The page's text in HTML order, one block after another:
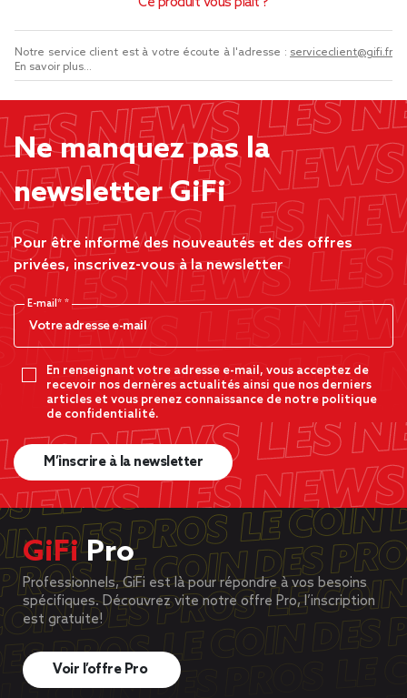
Notre service client est à votre écoute à l'adresse : serviceclient@gifi.fr
En savoir plus...
Ne manquez pas la
newsletter GiFi
Pour être informé des nouveautés et des offres
privées, inscrivez-vous à la newsletter
E-mail*
En renseignant votre adresse e-mail, vous acceptez de
recevoir nos dernères actualités ainsi que nos derniers
articles et vous prenez connaissance de notre politique
de confidentialité.
M’inscrire à la newsletter
GiFiPro
Professionnels, GiFi est là pour répondre à vos besoins
spécifiques. Découvrez vite notre offre Pro, l’inscription
est gratuite!
Voir l’offre Pro